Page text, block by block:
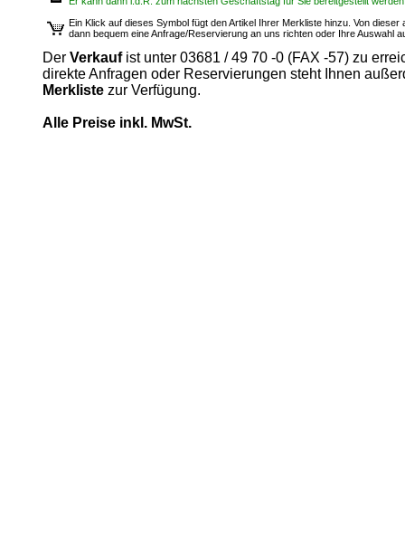
Ein Klick auf dieses Symbol fügt den Artikel Ihrer Merkliste hinzu. Von dieser
dann bequem eine Anfrage/Reservierung an uns richten oder Ihre Auswahl
Der Verkaufist unter 03681 / 49 70 -0 (FAX -57) zu
direkte Anfragen oder Reservierungen steht Ihnen
Merkliste zur Verfügung.
Alle Preise inkl. MwSt.